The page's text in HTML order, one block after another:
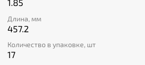
1.85
Длина, мм
457.2
Количество в упаковке, шт
17